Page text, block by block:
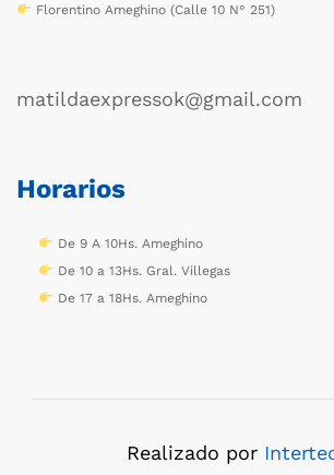
Florentino Ameghino (Calle 10 N° 251)
matildaexpressok@gmail.com
Horarios
De 9 A 10Hs. Ameghino
De 10 a 13Hs. Gral. Villegas
De 17 a 18Hs. Ameghino
Realizado por